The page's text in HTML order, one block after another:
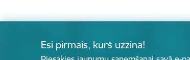
Esi pirmais, kurš uzzina!